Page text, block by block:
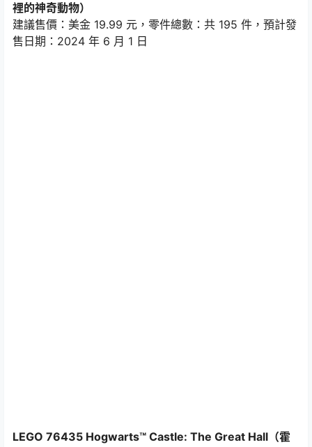
裡的神奇動物）
建議售價：美金 19.99 元，零件總數：共 195 件，預計發
售日期：2024 年 6 月 1 日
LEGO 76435 Hogwarts™ Castle: The Great Hall（霍